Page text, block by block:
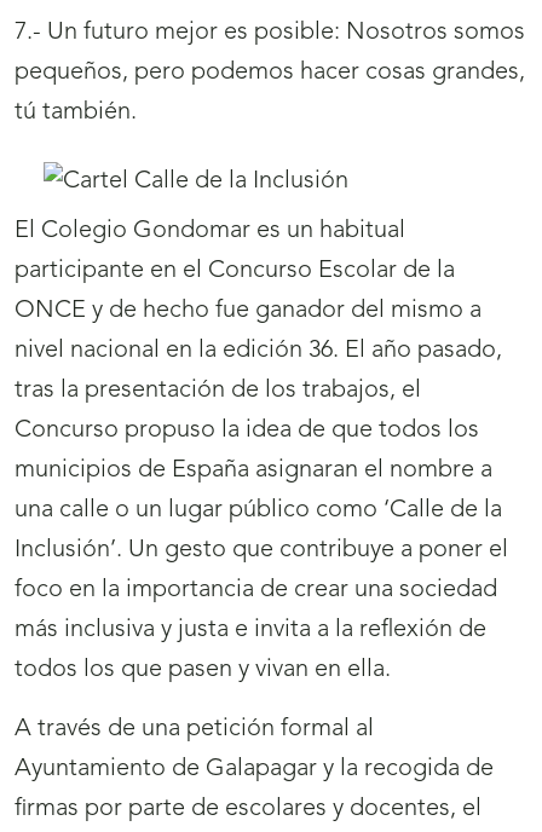
7.- Un futuro mejor es posible: Nosotros somos
pequeños, pero podemos hacer cosas grandes,
tú también.
El Colegio Gondomar es un habitual
participante en el Concurso Escolar de la
ONCE y de hecho fue ganador del mismo a
nivel nacional en la edición 36. El año pasado,
tras la presentación de los trabajos, el
Concurso propuso la idea de que todos los
municipios de España asignaran el nombre a
una calle o un lugar público como ‘Calle de la
Inclusión’. Un gesto que contribuye a poner el
foco en la importancia de crear una sociedad
más inclusiva y justa e invita a la reflexión de
todos los que pasen y vivan en ella.
A través de una petición formal al
Ayuntamiento de Galapagar y la recogida de
firmas por parte de escolares y docentes, el